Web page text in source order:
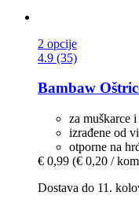
2 opcije
4.9 (35)
Bambaw
za muškarce i
izrađene od
otporne na
€ 0,99 (€ 0,20 /
Dostava do 11.